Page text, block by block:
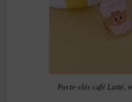
Porte-clés café Latté,